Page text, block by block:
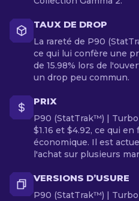
TAUX DE DROP
La rareté de P90
ce qui lui confère une
de 15.98% lors de
un drop peu commun.
PRIX
P90 (StatTrak™) |
$1.16 et $4.92, ce qui
économique. Il est
l'achat sur plusieurs
VERSIONS D’USURE
P90 (StatTrak™) |